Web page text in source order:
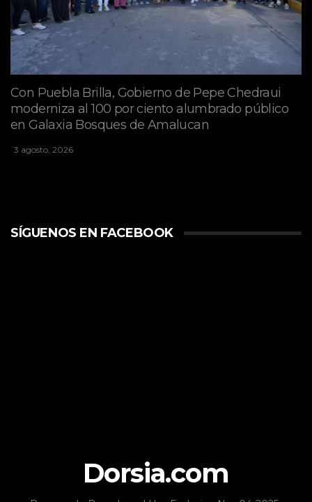
Con Puebla Brilla, Gobierno de Pepe Chedraui
moderniza al 100 por ciento alumbrado público
en Galaxia Bosques de Amalucan
3 agosto, 2026
SÍGUENOS EN FACEBOOK
Dorsia.com